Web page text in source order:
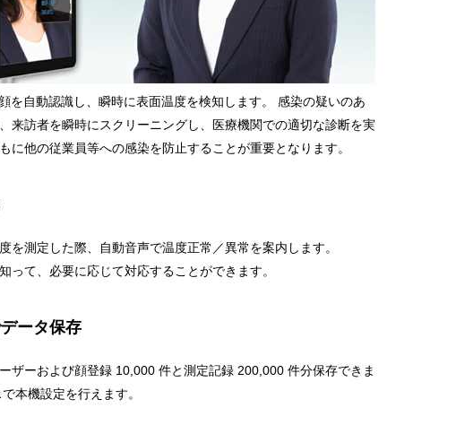
を自動認識し、瞬時に表面温度を検知します。 感染の疑いのあ
来訪者を瞬時にスクリーニングし、医療機関での適切な診断を実
に他の従業員等への感染を防止することが重要となります。
を測定した際、自動音声で温度正常／異常を案内します。
って、必要に応じて対応することができます。
ータ保存
ザーおよび顔登録 10,000 件と測定記録 200,000 件分保存できま
本機設定を行えます。